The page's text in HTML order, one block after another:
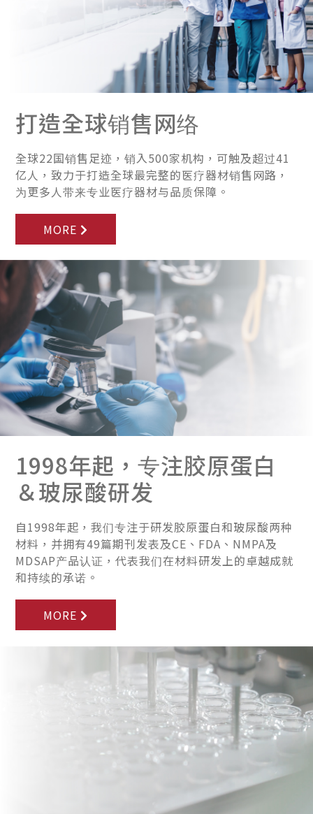
打造全球销售网络
全球22国销售足迹，销入500家机构，可触及超过41
亿人，致力于打造全球最完整的医疗器材销售网路，
为更多人带来专业医疗器材与品质保障。
MORE
1998年起，专注胶原蛋白
＆玻尿酸研发
自1998年起，我们专注于研发胶原蛋白和玻尿酸两种
材料，并拥有49篇期刊发表及CE、FDA、NMPA及
MDSAP产品认证，代表我们在材料研发上的卓越成就
和持续的承诺。
MORE